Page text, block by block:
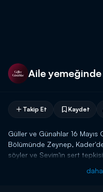
Aile
Takip Et Kaydet
Güller ve Günahlar 16 Mayıs
Bölümünde Zeynep,
söyler ve Sevim'in sert